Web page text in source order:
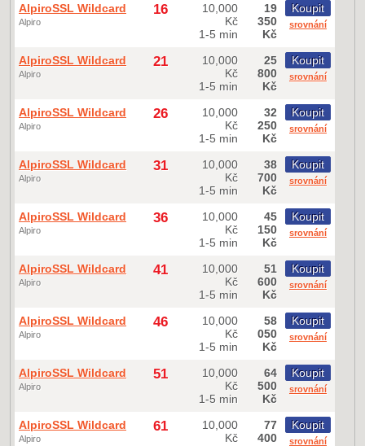
AlpiroSSL Wildcard
Alpiro
16
10,000
Kč
1-5 min
19
350
Kč
Koupit
srovnání
AlpiroSSL Wildcard
Alpiro
21
10,000
Kč
1-5 min
25
800
Kč
Koupit
srovnání
AlpiroSSL Wildcard
Alpiro
26
10,000
Kč
1-5 min
32
250
Kč
Koupit
srovnání
AlpiroSSL Wildcard
Alpiro
31
10,000
Kč
1-5 min
38
700
Kč
Koupit
srovnání
AlpiroSSL Wildcard
Alpiro
36
10,000
Kč
1-5 min
45
150
Kč
Koupit
srovnání
AlpiroSSL Wildcard
Alpiro
41
10,000
Kč
1-5 min
51
600
Kč
Koupit
srovnání
AlpiroSSL Wildcard
Alpiro
46
10,000
Kč
1-5 min
58
050
Kč
Koupit
srovnání
AlpiroSSL Wildcard
Alpiro
51
10,000
Kč
1-5 min
64
500
Kč
Koupit
srovnání
AlpiroSSL Wildcard
Alpiro
61
10,000
Kč
77
400
Koupit
srovnání